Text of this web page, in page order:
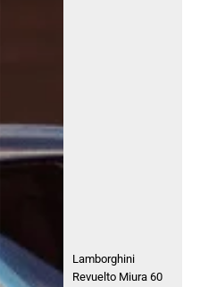
Lamborghini
Revuelto Miura 60